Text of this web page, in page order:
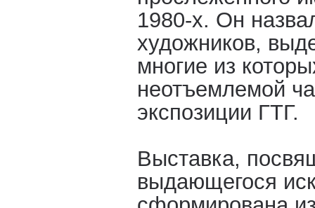
1980-х. Он
художников,
многие из
неотъемлемой
экспозиции ГТГ.
Выставка,
выдающегося